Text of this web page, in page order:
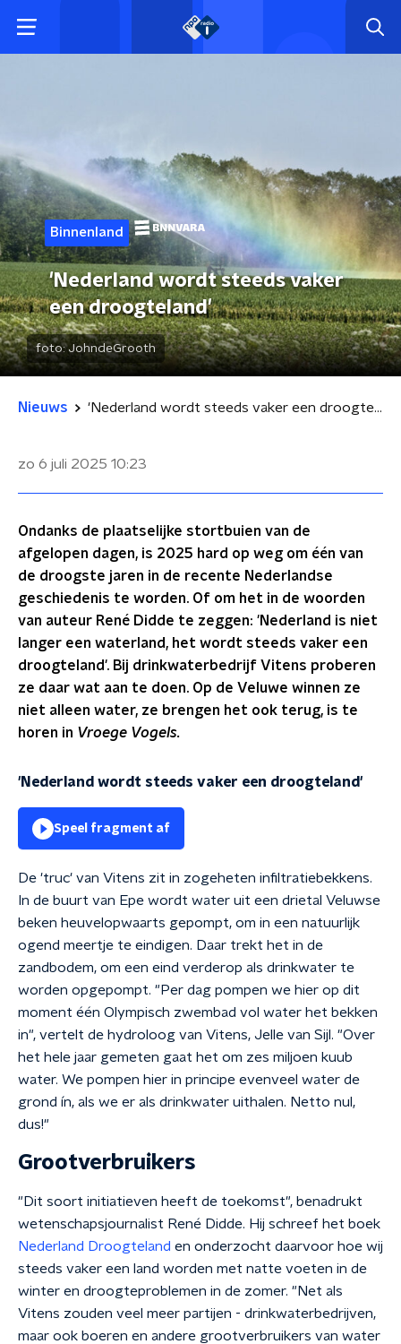
Binnenland
'Nederland wordt steeds vaker
een droogteland'
foto:JohndeGrooth
Nieuws 'Nederland wordt steeds vaker een droogteland'
zo 6 juli 2025 10:23
Ondanks de plaatselijke stortbuien van de
afgelopen dagen, is 2025 hard op weg om één van
de droogste jaren in de recente Nederlandse
geschiedenis te worden. Of om het in de woorden
van auteur René Didde te zeggen: 'Nederland is niet
langer een waterland, het wordt steeds vaker een
droogteland'. Bij drinkwaterbedrijf Vitens proberen
ze daar wat aan te doen. Op de Veluwe winnen ze
niet alleen water, ze brengen het ook terug, is te
horen in Vroege Vogels.
'Nederland wordt steeds vaker een droogteland'
Speel fragment af
De 'truc' van Vitens zit in zogeheten infiltratiebekkens.
In de buurt van Epe wordt water uit een drietal Veluwse
beken heuvelopwaarts gepompt, om in een natuurlijk
ogend meertje te eindigen. Daar trekt het in de
zandbodem, om een eind verderop als drinkwater te
worden opgepompt. "Per dag pompen we hier op dit
moment één Olympisch zwembad vol water het bekken
in", vertelt de hydroloog van Vitens, Jelle van Sijl. "Over
het hele jaar gemeten gaat het om zes miljoen kuub
water. We pompen hier in principe evenveel water de
grond ín, als we er als drinkwater uithalen. Netto nul,
dus!"
Grootverbruikers
"Dit soort initiatieven heeft de toekomst", benadrukt
wetenschapsjournalist René Didde. Hij schreef het boek
Nederland Droogteland en onderzocht daarvoor hoe wij
steeds vaker een land worden met natte voeten in de
winter en droogteproblemen in de zomer. "Net als
Vitens zouden veel meer partijen - drinkwaterbedrijven,
maar ook boeren en andere grootverbruikers van water